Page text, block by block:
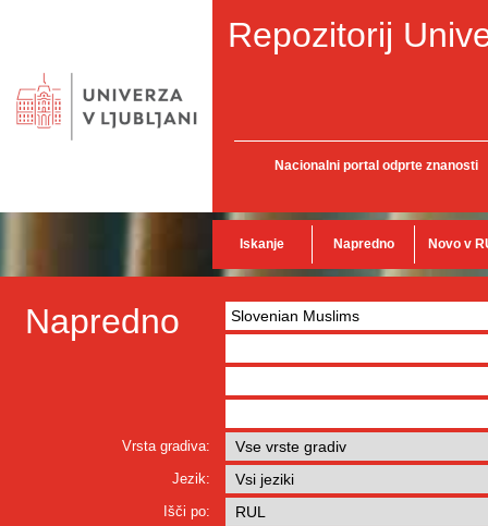
Repozitorij
Nacionalni portal odprte znanosti
Iskanje Napredno Novo v
Napredno
Vrsta gradiva:
Jezik:
Išči po: